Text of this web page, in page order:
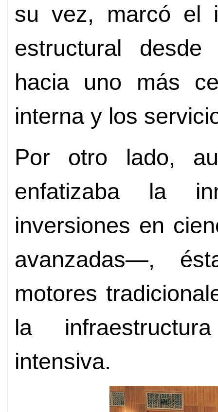
su vez, marcó el
estructural
hacia uno más
interna y los
Por otro lado,
enfatizaba la
inversiones en
avanzadas—,
motores
la
intensiva.